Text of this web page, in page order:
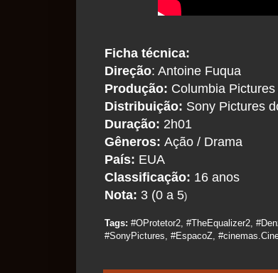
Ficha técnica:
Direção: Antoine Fuqua
Produção: Columbia
Distribuição: Sony Pictures
Duração: 2h01
Gêneros: Ação / Drama
País: EUA
Classificação: 16 anos
Nota: 3 (0 a 5)
Tags: #OProtetor2, #TheEqualizer2,
#SonyPictures, #EspacoZ,